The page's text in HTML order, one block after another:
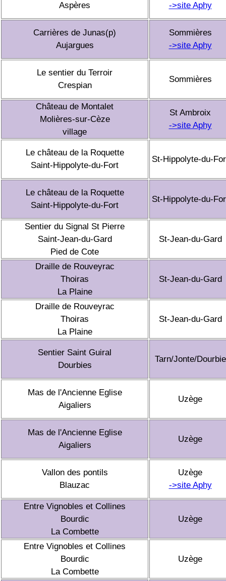
Aspères
->site Aphy
Carrières de Junas(p)
Aujargues
Sommières
->site Aphy
Le sentier du Terroir
Crespian
Sommières
Château de Montalet
Molières-sur-Cèze
village
St Ambroix
->site Aphy
Le château de la Roquette
Saint-Hippolyte-du-Fort
St-Hippolyte-du-
Le château de la Roquette
Saint-Hippolyte-du-Fort
St-Hippolyte-du-
Sentier du Signal St Pierre
Saint-Jean-du-Gard
Pied de Cote
St-Jean-du-Gard
Draille de Rouveyrac
Thoiras
La Plaine
St-Jean-du-Gard
Draille de Rouveyrac
Thoiras
La Plaine
St-Jean-du-Gard
Sentier Saint Guiral
Dourbies
Tarn/Jonte/Dourbie
Mas de l'Ancienne Eglise
Aigaliers
Uzège
Mas de l'Ancienne Eglise
Aigaliers
Uzège
Vallon des pontils
Blauzac
Uzège
->site Aphy
Entre Vignobles et Collines
Bourdic
La Combette
Uzège
Entre Vignobles et Collines
Bourdic
La Combette
Uzège